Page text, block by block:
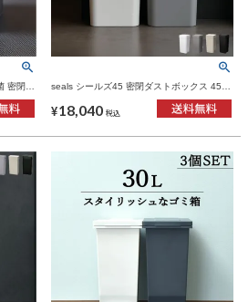
密閉ダ
seals シールズ45 密閉ダストボックス 45L
¥18,040 税込